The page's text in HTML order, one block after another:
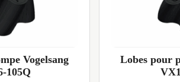
Vogelsang
105Q
Lobes pour